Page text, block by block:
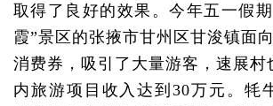
取得了良好的效果。今年五一假
霞”景区的张掖市甘州区甘浚镇面
消费券，吸引了大量游客，速展村
内旅游项目收入达到30万元。牦